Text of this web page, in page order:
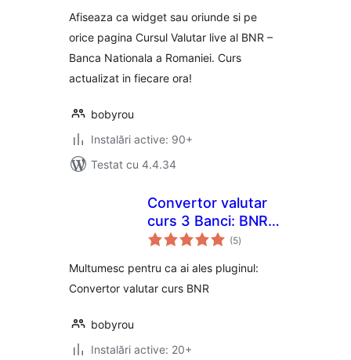
Afiseaza ca widget sau oriunde si pe
orice pagina Cursul Valutar live al BNR –
Banca Nationala a Romaniei. Curs
actualizat in fiecare ora!
bobyrou
Instalări active: 90+
Testat cu 4.4.34
Convertor valutar
curs 3 Banci: BNR,
BCR si BT
(5total
aprecieri
)
Multumesc pentru ca ai ales pluginul:
Convertor valutar curs BNR
bobyrou
Instalări active: 20+